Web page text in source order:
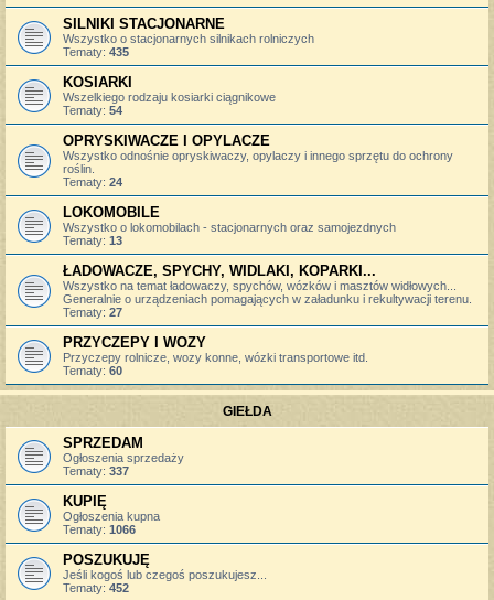
SILNIKI STACJONARNE
Wszystko o stacjonarnych silnikach rolniczych
Tematy: 435
KOSIARKI
Wszelkiego rodzaju kosiarki ciągnikowe
Tematy: 54
OPRYSKIWACZE I OPYLACZE
Wszystko odnośnie opryskiwaczy, opylaczy i innego sprzętu do ochrony
roślin.
Tematy: 24
LOKOMOBILE
Wszystko o lokomobilach - stacjonarnych oraz samojezdnych
Tematy: 13
ŁADOWACZE, SPYCHY, WIDLAKI, KOPARKI...
Wszystko na temat ładowaczy, spychów, wózków i masztów widłowych...
Generalnie o urządzeniach pomagających w załadunku i rekultywacji terenu.
Tematy: 27
PRZYCZEPY I WOZY
Przyczepy rolnicze, wozy konne, wózki transportowe itd.
Tematy: 60
GIEŁDA
SPRZEDAM
Ogłoszenia sprzedaży
Tematy: 337
KUPIĘ
Ogłoszenia kupna
Tematy: 1066
POSZUKUJĘ
Jeśli kogoś lub czegoś poszukujesz...
Tematy: 452